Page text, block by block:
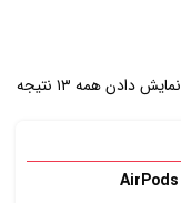
نمایش دادن همه ۱۳ نتیجه